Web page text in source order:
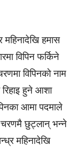
महिनादेखि हमास
विपिन फर्किने
विपिनको नाम
हुने आशा
आमा पदमाले
चरणमै छुट्लान् भन्ने
महिनादेखि